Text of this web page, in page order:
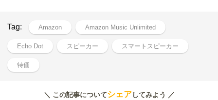
Tag: Amazon Amazon Music Unlimited
Echo Dot スピーカー スマートスピーカー
特価
＼ この記事についてシェアしてみよう ／